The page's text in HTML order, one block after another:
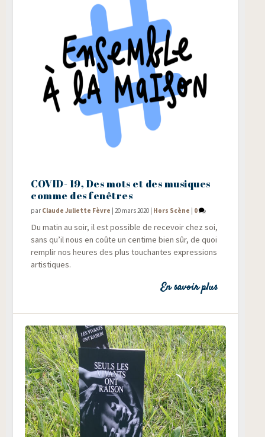
COVID- 19, Des mots et des musiques
comme des fenêtres
par Claude Juliette Fèvre |20 mars 2020 Hors Scène 0
Du matin au soir, il est pos­sible de rece­voir chez soi,
sans qu’il nous en coûte un cen­time bien sûr, de quoi
rem­plir nos heures des plus tou­chantes expres­sions
artistiques.
En savoir plus